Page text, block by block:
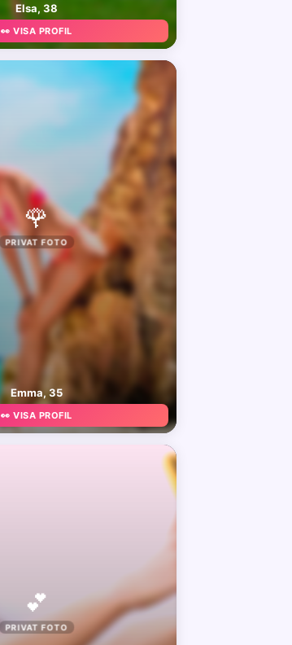
Elsa, 38
👀 VISA PROFIL
🌹
PRIVAT FOTO
Emma, 35
👀 VISA PROFIL
💕
PRIVAT FOTO